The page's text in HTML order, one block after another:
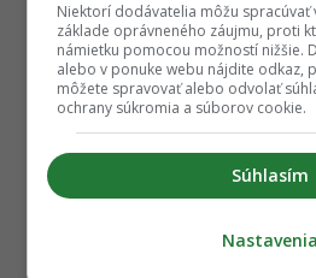
Niektorí dodávatelia môžu spracúvať
základe oprávneného záujmu, proti
námietku pomocou možností nižšie.
alebo v ponuke webu nájdite odkaz,
môžete spravovať alebo odvolať
ochrany súkromia a súborov cookie.
Súhlasím
Nastavenia